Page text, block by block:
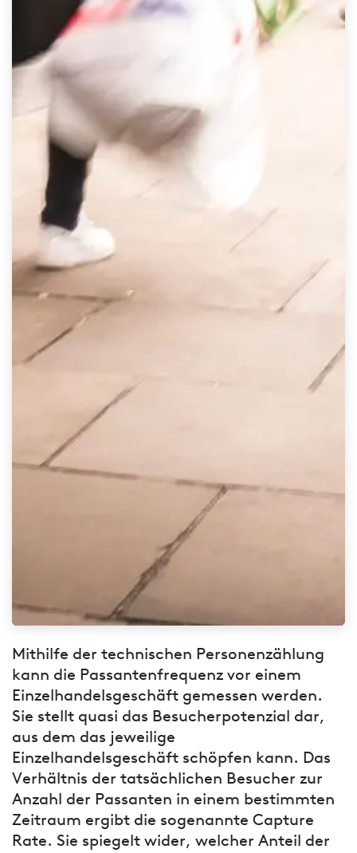
Mithilfe der technischen Personenzählung
kann die Passantenfrequenz vor einem
Einzelhandelsgeschäft gemessen werden.
Sie stellt quasi das Besucherpotenzial dar,
aus dem das jeweilige
Einzelhandelsgeschäft schöpfen kann. Das
Verhältnis der tatsächlichen Besucher zur
Anzahl der Passanten in einem bestimmten
Zeitraum ergibt die sogenannte Capture
Rate. Sie spiegelt wider, welcher Anteil der